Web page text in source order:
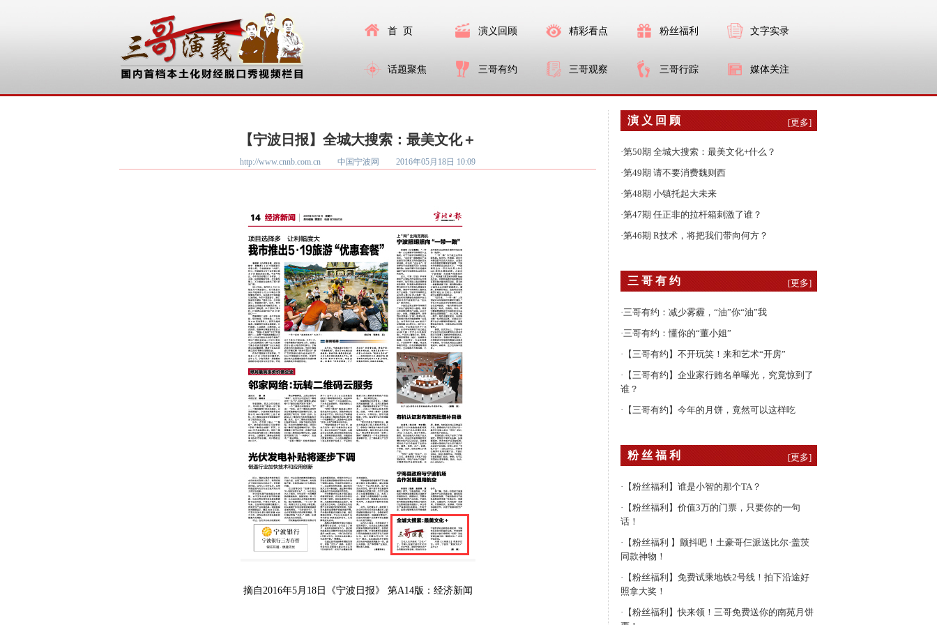
首 页 演义回顾 精彩看点 粉丝福利 文字实录
话题聚焦 三哥有约 三哥观察 三哥行踪 媒体关注
【宁波日报】全城大搜索：最美文化＋
http://www.cnnb.com.cn 中国宁波网 2016年05月18日 10:09
摘自2016年5月18日《宁波日报》 第A14版：经济新闻
演 义 回 顾 [更多]
·第50期 全城大搜索：最美文化+什么？
·第49期 请不要消费魏则西
·第48期 小镇托起大未来
·第47期 任正非的拉杆箱刺激了谁？
·第46期 R技术，将把我们带向何方？
三 哥 有 约 [更多]
·三哥有约：减少雾霾，“油”你“油”我
·三哥有约：懂你的“董小姐”
· 【三哥有约】不开玩笑！来和艺术“开房”
· 【三哥有约】企业家行贿名单曝光，究竟惊到了
谁？
· 【三哥有约】今年的月饼，竟然可以这样吃
粉 丝 福 利 [更多]
· 【粉丝福利】谁是小智的那个TA？
· 【粉丝福利】价值3万的门票，只要你的一句
话！
· 【粉丝福利 】颤抖吧！土豪哥仨派送比尔·盖茨
同款神物！
· 【粉丝福利】免费试乘地铁2号线！拍下沿途好
照拿大奖！
· 【粉丝福利】快来领！三哥免费送你的南苑月饼